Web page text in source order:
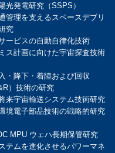
光発電研究（SSPS）
管理を支えるスペースデブリ
究
ービスの自動自律化技術
ス計画に向けた宇宙探査技術
・降下・着陸および回収
）技術の研究
来宇宙輸送システム技術研究
境電子部品技術の戦略的研究
MPU ウェハ長期保管研究
テムを進化させるパワーマネ